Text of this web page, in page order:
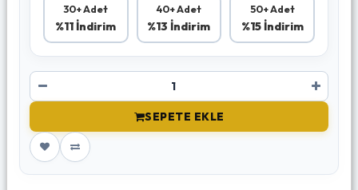
30+ Adet
%11 İndirim
40+ Adet
%13 İndirim
50+ Adet
%15 İndirim
SEPETE EKLE